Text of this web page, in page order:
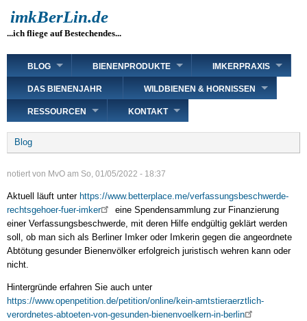
zum
Inhalt
imkBerLin.de
...ich fliege auf Bestechendes...
Main
navigation
BLOG BIENENPRODUKTE IMKERPRAXIS
DAS BIENENJAHR WILDBIENEN & HORNISSEN
RESSOURCEN KONTAKT
Breadcrumb
Blog
notiert von MvO am So, 01/05/2022 - 18:37
Aktuell läuft unter https://www.betterplace.me/verfassungsbeschwerde-
rechtsgehoer-fuer-imker
eine Spendensammlung zur Finanzierung
einer Verfassungsbeschwerde, mit deren Hilfe endgültig geklärt werden
soll, ob man sich als Berliner Imker oder Imkerin gegen die angeordnete
Abtötung gesunder Bienenvölker erfolgreich juristisch wehren kann oder
nicht.
Hintergründe erfahren Sie auch unter
https://www.openpetition.de/petition/online/kein-amtstieraerztlich-
verordnetes-abtoeten-von-gesunden-bienenvoelkern-in-berlin